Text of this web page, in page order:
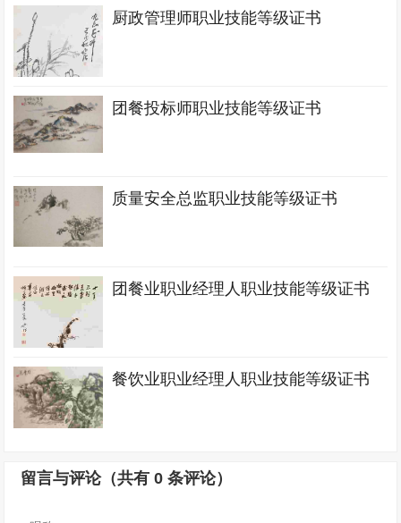
厨政管理师职业技能等级证书
团餐投标师职业技能等级证书
质量安全总监职业技能等级证书
团餐业职业经理人职业技能等级证书
餐饮业职业经理人职业技能等级证书
留言与评论（共有0 条评论）